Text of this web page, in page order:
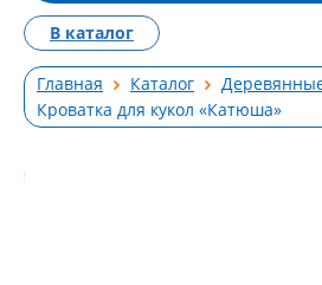
Главная Каталог
Кроватка для кукол «Катюша»
В каталог